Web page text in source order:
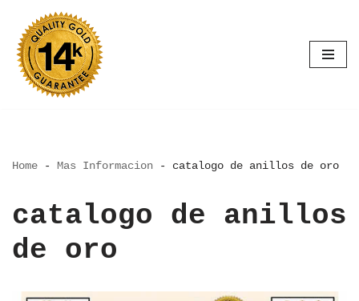
Saltar
al
contenido
Home - Mas Informacion - catalogo de anillos de oro
catalogo de anillos
de oro